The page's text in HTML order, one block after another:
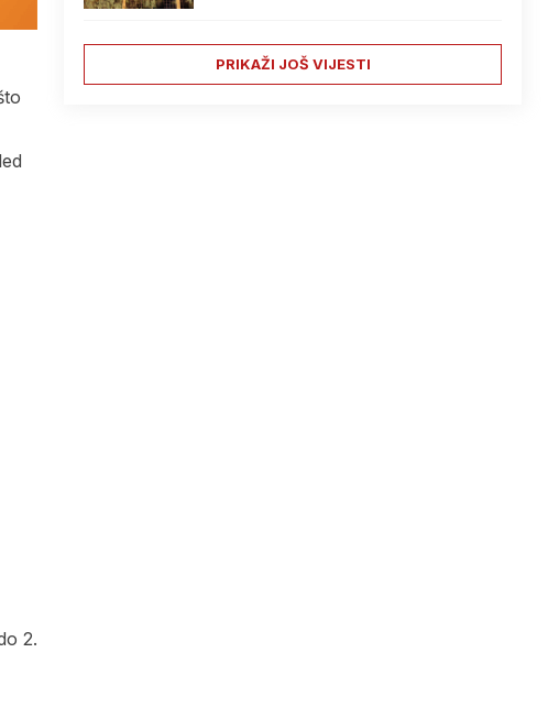
2.
PRIKAŽI JOŠ VIJESTI